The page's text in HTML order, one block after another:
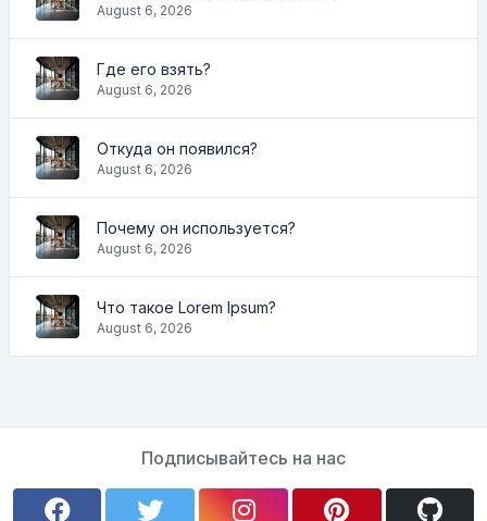
August 6, 2026
Где его взять?
August 6, 2026
Откуда он появился?
August 6, 2026
Почему он используется?
August 6, 2026
Что такое Lorem Ipsum?
August 6, 2026
Подписывайтесь на нас